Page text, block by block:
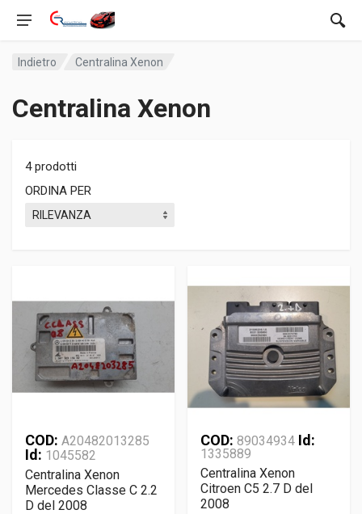
Indietro Centralina Xenon
Centralina Xenon
4 prodotti
ORDINA PER
COD: A20482013285
Id: 1045582
Centralina Xenon
Mercedes Classe C 2.2
D del 2008
COD: 89034934 Id:
1335889
Centralina Xenon
Citroen C5 2.7 D del
2008